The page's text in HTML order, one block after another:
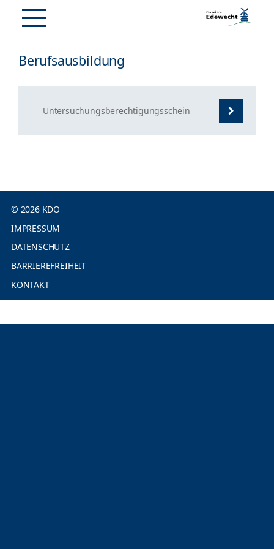
Berufsausbildung
Untersuchungsberechtigungsschein
© 2026 KDO
IMPRESSUM
DATENSCHUTZ
BARRIEREFREIHEIT
KONTAKT